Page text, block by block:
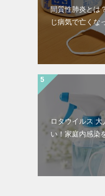
間質性肺炎とは
じ病気で亡くな
ロタウイルス
い！家庭内感染